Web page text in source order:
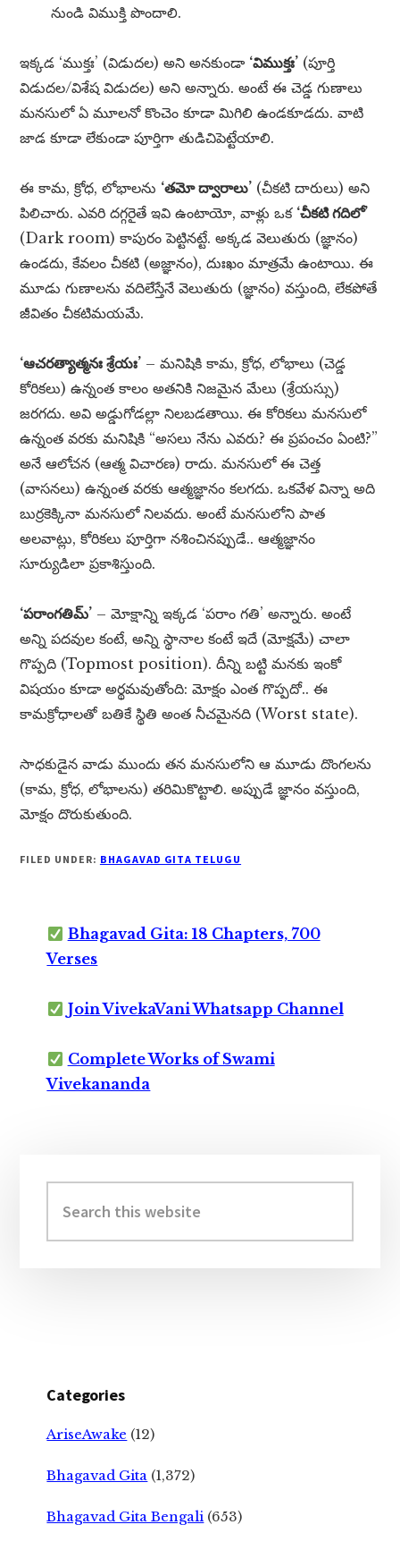
నుండి విముక్తి పొందాలి.
ఇక్కడ ‘ముక్తః’ (విడుదల) అని అనకుండా ‘విముక్తః’ (పూర్తి
విడుదల/విశేష విడుదల) అని అన్నారు. అంటే ఈ చెడ్డ గుణాలు
మనసులో ఏ మూలనో కొంచెం కూడా మిగిలి ఉండకూడదు. వాటి
జాడ కూడా లేకుండా పూర్తిగా తుడిచిపెట్టేయాలి.
ఈ కామ, క్రోధ, లోభాలను ‘తమో ద్వారాలు’ (చీకటి దారులు) అని
పిలిచారు. ఎవరి దగ్గరైతే ఇవి ఉంటాయో, వాళ్లు ఒక ‘చీకటి గదిలో’
(Dark room) కాపురం పెట్టినట్టే. అక్కడ వెలుతురు (జ్ఞానం)
ఉండదు, కేవలం చీకటి (అజ్ఞానం), దుఃఖం మాత్రమే ఉంటాయి. ఈ
మూడు గుణాలను వదిలేస్తేనే వెలుతురు (జ్ఞానం) వస్తుంది, లేకపోతే
జీవితం చీకటిమయమే.
‘ఆచరత్యాత్మనః శ్రేయః’ – మనిషికి కామ, క్రోధ, లోభాలు (చెడ్డ
కోరికలు) ఉన్నంత కాలం అతనికి నిజమైన మేలు (శ్రేయస్సు)
జరగదు. అవి అడ్డుగోడల్లా నిలబడతాయి. ఈ కోరికలు మనసులో
ఉన్నంత వరకు మనిషికి “అసలు నేను ఎవరు? ఈ ప్రపంచం ఏంటి?”
అనే ఆలోచన (ఆత్మ విచారణ) రాదు. మనసులో ఈ చెత్త
(వాసనలు) ఉన్నంత వరకు ఆత్మజ్ఞానం కలగదు. ఒకవేళ విన్నా అది
బుర్రకెక్కినా మనసులో నిలవదు. అంటే మనసులోని పాత
అలవాట్లు, కోరికలు పూర్తిగా నశించినప్పుడే.. ఆత్మజ్ఞానం
సూర్యుడిలా ప్రకాశిస్తుంది.
‘పరాంగతిమ్’ – మోక్షాన్ని ఇక్కడ ‘పరాం గతి’ అన్నారు. అంటే
అన్ని పదవుల కంటే, అన్ని స్థానాల కంటే ఇదే (మోక్షమే) చాలా
గొప్పది (Topmost position). దీన్ని బట్టి మనకు ఇంకో
విషయం కూడా అర్థమవుతోంది: మోక్షం ఎంత గొప్పదో.. ఈ
కామక్రోధాలతో బతికే స్థితి అంత నీచమైనది (Worst state).
సాధకుడైన వాడు ముందు తన మనసులోని ఆ మూడు దొంగలను
(కామ, క్రోధ, లోభాలను) తరిమికొట్టాలి. అప్పుడే జ్ఞానం వస్తుంది,
మోక్షం దొరుకుతుంది.
FILED UNDER: BHAGAVAD GITA TELUGU
Bhagavad Gita: 18 Chapters, 700
Verses
Join VivekaVani Whatsapp Channel
Complete Works of Swami
Vivekananda
Sidebar
this
website
Categories
AriseAwake (12)
Bhagavad Gita (1,372)
Bhagavad Gita Bengali (653)